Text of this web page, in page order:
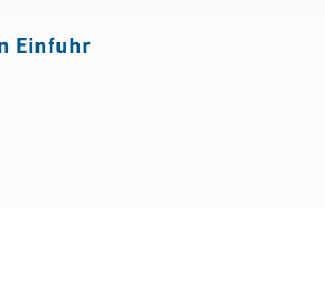
Einfuhr